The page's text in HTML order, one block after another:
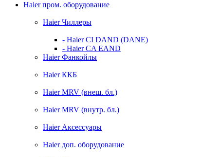
Haier пром. оборудование
Haier Чиллеры
- Haier CI DAND (DANE)
- Haier CA EAND
Haier Фанкойлы
Haier ККБ
Haier MRV (внеш. бл.)
Haier MRV (внутр. бл.)
Haier Аксессуары
Haier доп. оборудование